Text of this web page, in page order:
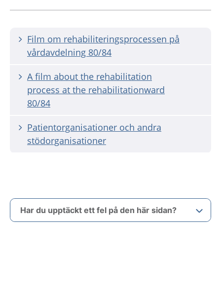
Film om rehabiliteringsprocessen på
vårdavdelning 80/84
A film about the rehabilitation
process at the rehabilitationward
80/84
Patientorganisationer och andra
stödorganisationer
Har du upptäckt ett fel på den här sidan?